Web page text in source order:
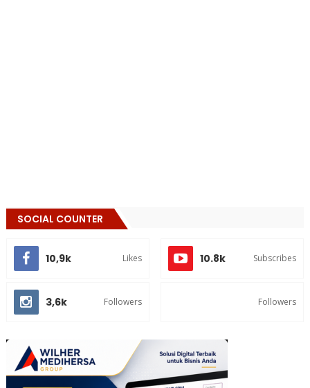
SOCIAL COUNTER
10,9k Likes 10.8k Subscribes
3,6k Followers Followers